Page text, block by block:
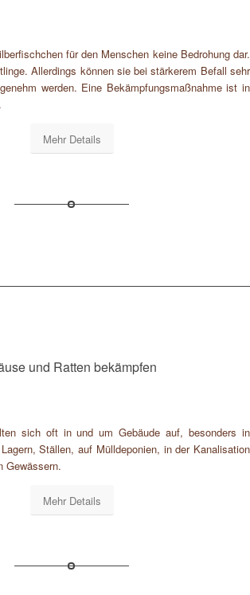
für den Menschen keine Bedrohung dar.
Allerdings können sie bei stärkerem Befall sehr
werden. Eine Bekämpfungsmaßnahme ist in
Mehr Details
und Ratten bekämpfen
sich oft in und um Gebäude auf, besonders in
Ställen, auf Mülldeponien, in der Kanalisation
Gewässern.
Mehr Details